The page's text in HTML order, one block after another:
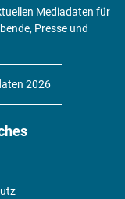
Mediadaten für
Presse und
2026